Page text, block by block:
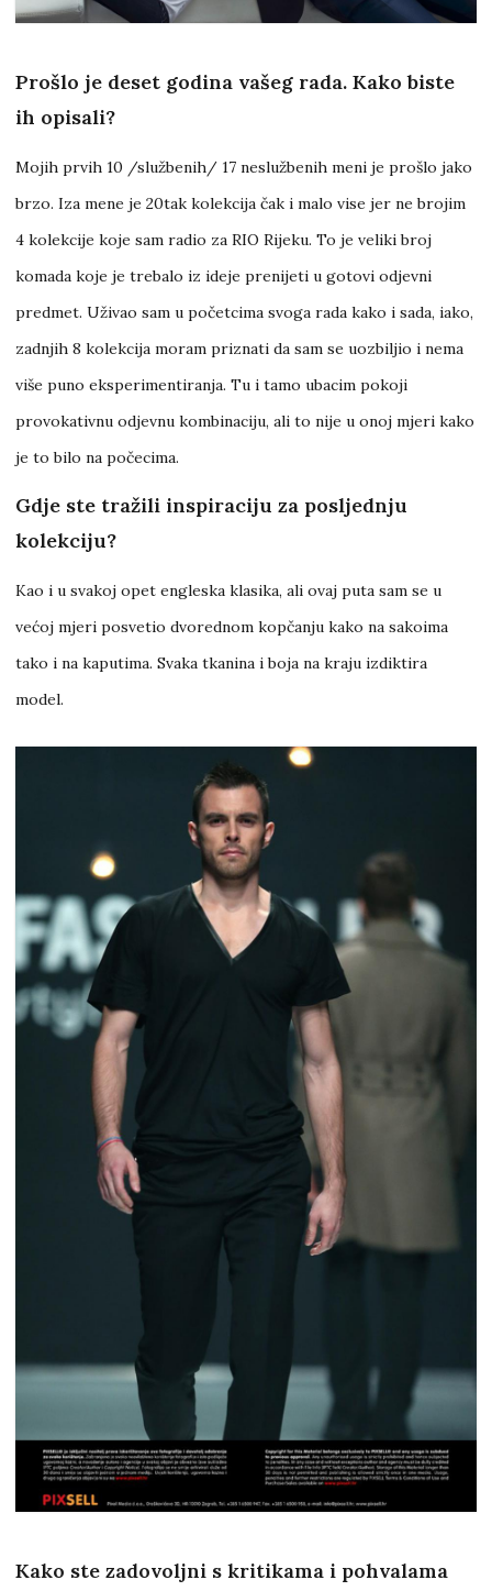
Prošlo je deset godina vašeg rada. Kako biste
ih opisali?
Mojih prvih 10 /službenih/ 17 neslužbenih meni je prošlo jako
brzo. Iza mene je 20tak kolekcija čak i malo vise jer ne brojim
4 kolekcije koje sam radio za RIO Rijeku. To je veliki broj
komada koje je trebalo iz ideje prenijeti u gotovi odjevni
predmet. Uživao sam u početcima svoga rada kako i sada, iako,
zadnjih 8 kolekcija moram priznati da sam se uozbiljio i nema
više puno eksperimentiranja. Tu i tamo ubacim pokoji
provokativnu odjevnu kombinaciju, ali to nije u onoj mjeri kako
je to bilo na počecima.
Gdje ste tražili inspiraciju za posljednju
kolekciju?
Kao i u svakoj opet engleska klasika, ali ovaj puta sam se u
većoj mjeri posvetio dvorednom kopčanju kako na sakoima
tako i na kaputima. Svaka tkanina i boja na kraju izdiktira
model.
Kako ste zadovoljni s kritikama i pohvalama